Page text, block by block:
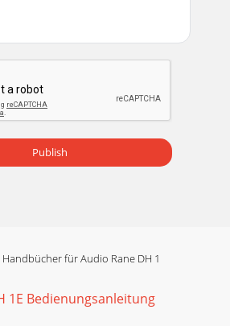
Publish
für Audio Rane DH 1
1E Bedienungsanleitung